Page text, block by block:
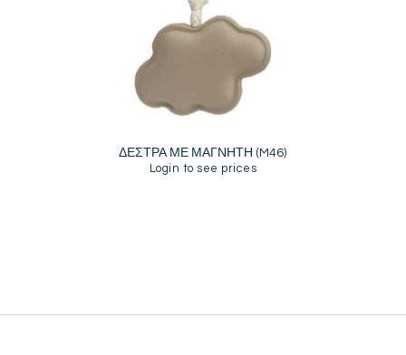
ΔΕΣΤΡΑ ΜΕ ΜΑΓΝΗΤΗ (M46)
Login to see prices